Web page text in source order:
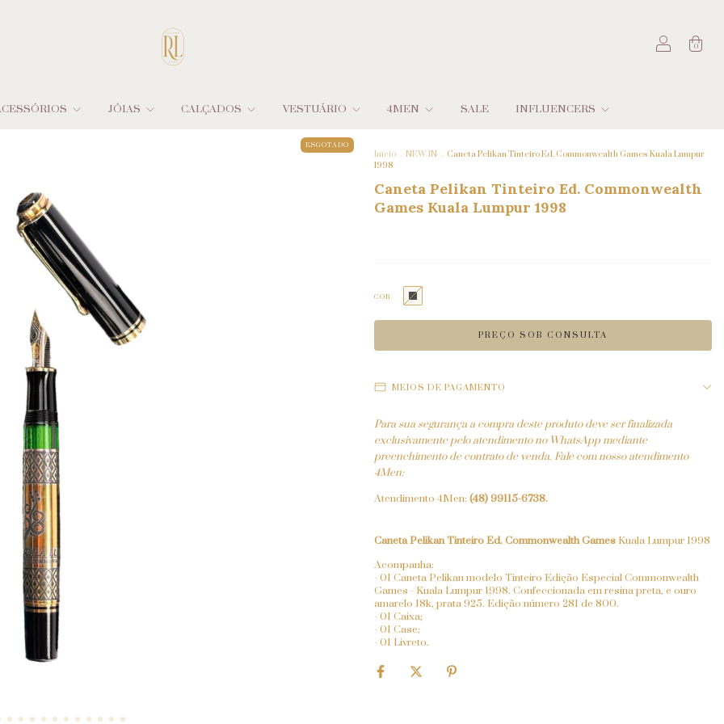
0
JÓIAS CALÇADOS VESTUÁRIO 4MEN SALE INFLUENCERS
ESGOTADO
Início . NEW IN . Caneta Pelikan Tinteiro Ed. Commonwealth Games Kuala Lumpur
1998
Caneta Pelikan Tinteiro Ed. Commonwealth
Games Kuala Lumpur 1998
COR
MEIOS DE PAGAMENTO
Para sua segurança a compra deste produto deve ser finalizada
exclusivamente pelo atendimento no WhatsApp mediante
preenchimento de contrato de venda. Fale com nosso atendimento
4Men:
Atendimento 4Men: (48) 99115-6738.
Caneta Pelikan Tinteiro Ed. Commonwealth Games Kuala Lumpur 1998
Acompanha:
- 01 Caneta Pelikan modelo Tinteiro Edição Especial Commonwealth
Games - Kuala Lumpur 1998. Confeccionada em resina preta, e ouro
amarelo 18k, prata 925. Edição número 281 de 800.
- 01 Caixa;
- 01 Case;
- 01 Livreto.